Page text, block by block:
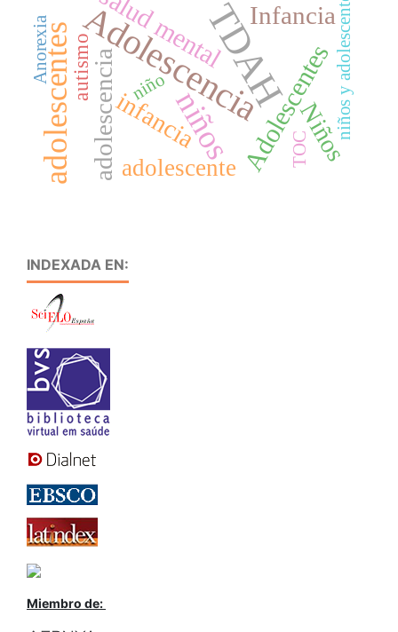
TDAH
Adolescencia
niños
adolescentes Adolescentes
salud mental Infancia
adolescencia Niños
infancia
adolescente
autismo
TOC
Anorexia
niño niños y adolescentes
INDEXADA EN:
Miembro de: